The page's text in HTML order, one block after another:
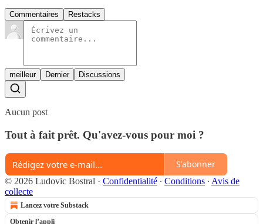
Commentaires Restacks
meilleur Dernier Discussions
Aucun post
Tout à fait prêt. Qu'avez-vous pour moi ?
S'abonner
© 2026 Ludovic Bostral · Confidentialité ∙ Conditions ∙ Avis de
collecte
Lancez votre Substack
Obtenir l’appli